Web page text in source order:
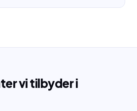
vi tilbyder i